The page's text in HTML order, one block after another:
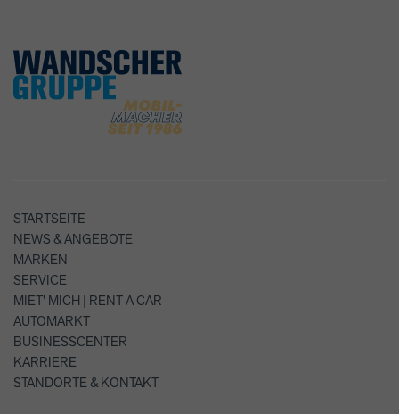
STARTSEITE
NEWS & ANGEBOTE
MARKEN
SERVICE
MIET' MICH | RENT A CAR
AUTOMARKT
BUSINESSCENTER
KARRIERE
STANDORTE & KONTAKT